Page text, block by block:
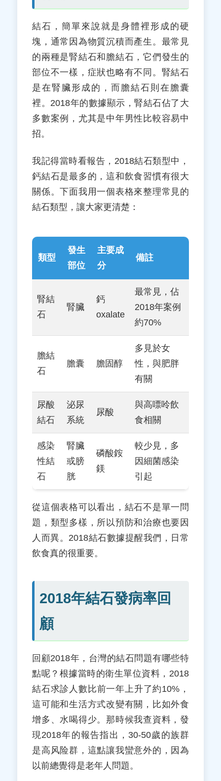
結石，簡單來說就是身體裡形成的硬
塊，通常因為物質沉積而產生。最常見
的兩種是腎結石和膽結石，它們發生的
部位不一樣，症狀也略有不同。腎結石
是在腎臟形成的，而膽結石則在膽囊
裡。2018年的數據顯示，腎結石佔了大
多數案例，尤其是中年男性比較容易中
招。
我記得當時看報告，2018結石類型中，
鈣結石是最多的，這和飲食習慣有很大
關係。下面我用一個表格來整理常見的
結石類型，讓大家更清楚：
類型
發生
部位
主要成
分
備註
腎結
石
腎臟
鈣
oxalate
最常見，佔
2018年案例
約70%
膽結
石
膽囊 膽固醇
多見於女
性，與肥胖
有關
尿酸
結石
泌尿
系統
尿酸
與高嘌呤飲
食相關
感染
性結
石
腎臟
或膀
胱
磷酸銨
鎂
較少見，多
因細菌感染
引起
從這個表格可以看出，結石不是單一問
題，類型多樣，所以預防和治療也要因
人而異。2018結石數據提醒我們，日常
飲食真的很重要。
2018年結石發病率回
顧
回顧2018年，台灣的結石問題有哪些特
點呢？根據當時的衛生單位資料，2018
結石求診人數比前一年上升了約10%，
這可能和生活方式改變有關，比如外食
增多、水喝得少。那時候我查資料，發
現2018年的報告指出，30-50歲的族群
是高风险群，這點讓我蠻意外的，因為
以前總覺得是老年人問題。